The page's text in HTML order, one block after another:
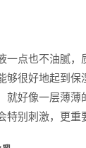
一点也不油腻，
够很好地起到保
就好像一层薄薄
特别刺激，更重